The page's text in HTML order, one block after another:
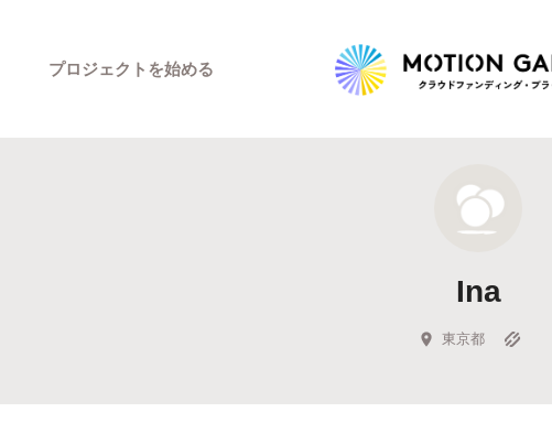
新着プロジェクト
Feature
キュレーターから探す
プロジェクトを始める
Ina
東京都